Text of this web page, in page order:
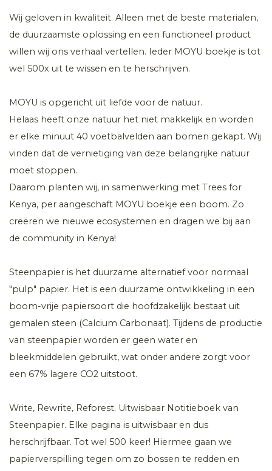
Wij geloven in kwaliteit. Alleen met de beste materialen,
de duurzaamste oplossing en een functioneel product
willen wij ons verhaal vertellen. Ieder MOYU boekje is tot
wel 500x uit te wissen en te herschrijven.
MOYU is opgericht uit liefde voor de natuur.
Helaas heeft onze natuur het niet makkelijk en worden
er elke minuut 40 voetbalvelden aan bomen gekapt. Wij
vinden dat de vernietiging van deze belangrijke natuur
moet stoppen.
Daarom planten wij, in samenwerking met Trees for
Kenya, per aangeschaft MOYU boekje een boom. Zo
creëren we nieuwe ecosystemen en dragen we bij aan
de community in Kenya!
Steenpapier is het duurzame alternatief voor normaal
"pulp" papier. Het is een duurzame ontwikkeling in een
boom-vrije papiersoort die hoofdzakelijk bestaat uit
gemalen steen (Calcium Carbonaat). Tijdens de productie
van steenpapier worden er geen water en
bleekmiddelen gebruikt, wat onder andere zorgt voor
een 67% lagere CO2 uitstoot.
Write, Rewrite, Reforest. Uitwisbaar Notitieboek van
Steenpapier. Elke pagina is uitwisbaar en dus
herschrijfbaar. Tot wel 500 keer! Hiermee gaan we
papierverspilling tegen om zo bossen te redden en